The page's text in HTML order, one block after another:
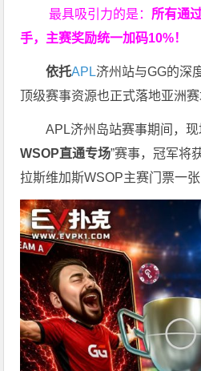
最具吸引力的是： 所有通
手，主赛奖励统一加码10%！
依托APL济州站与GG的深
顶级赛事资源也正式落地亚洲赛
APL济州岛站赛事期间，现
WSOP直通专场”赛事，冠军将
拉斯维加斯WSOP主赛门票一张